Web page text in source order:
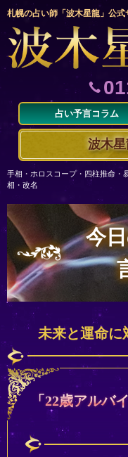
札幌の占い師「波木星龍」公
占い予言コラム
波木
手相・ホロスコープ・四柱推命・
相・改名
今
未来と運命に
「22歳アルバ